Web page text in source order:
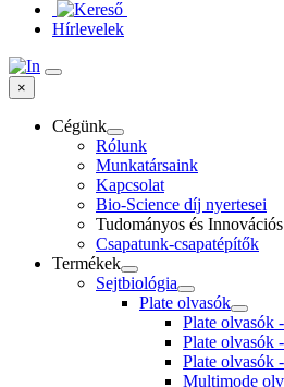
Hírlevelek
×
Cégünk
Rólunk
Munkatársaink
Kapcsolat
Bio-Science díj nyertesei
Tudományos és
Csapatunk-csapatépítők
Termékek
Sejtbiológia
Plate olvasók
Plate olvasók
Plate olvasók
Plate olvasók
Multimode